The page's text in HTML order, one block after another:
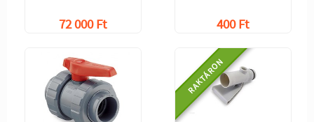
72 000 Ft 400 Ft
RAKTÁRON